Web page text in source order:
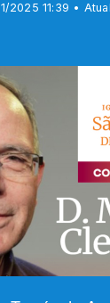
2025 11:39 •